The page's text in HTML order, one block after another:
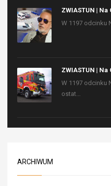
ZWIASTUN | Na
W 1197 odcinku
ZWIASTUN | Na
W 1197 odcinku
ostat...
ARCHIWUM